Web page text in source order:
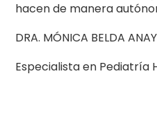
hacen de manera
DRA. MÓNICA BELDA
Especialista en Pediatría